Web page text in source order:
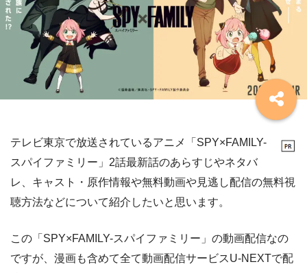
テレビ東京で放送されているアニメ「SPY×FAMILY-
スパイファミリー」2話最新話のあらすじやネタバ
レ、キャスト・原作情報や無料動画や見逃し配信の無料視
聴方法などについて紹介したいと思います。
この「SPY×FAMILY-スパイファミリー」の動画配信なの
ですが、漫画も含めて全て動画配信サービスU-NEXTで配